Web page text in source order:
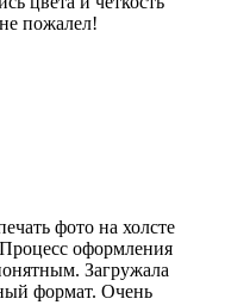
пожалел!
фото на холсте
оформления
Загружала
формат. Очень